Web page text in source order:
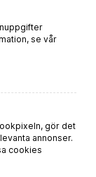
se vår
gör det
annonser.
cookies